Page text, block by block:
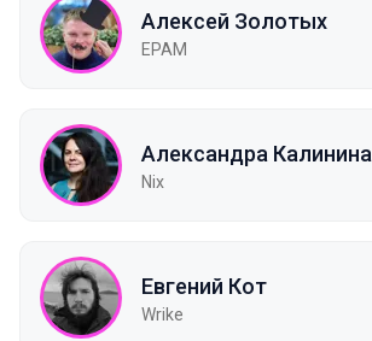
Алексей Золотых
EPAM
Александра Калинина
Nix
Евгений Кот
Wrike